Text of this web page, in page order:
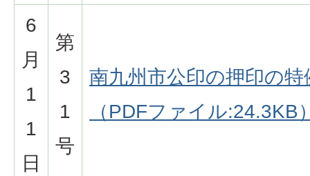
6
月
1
1
日
第
3
1
号
南九州市公印の押印の
（PDFファイル:24.3KB